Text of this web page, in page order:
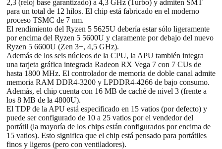
2,3 (reloj base garantizado) a 4,3 GHz (Turbo) y admiten SMT
para un total de 12 hilos. El chip está fabricado en el moderno
proceso TSMC de 7 nm.
El rendimiento del Ryzen 5 5625U debería estar sólo ligeramente
por encima del Ryzen 5 5600U y claramente por debajo del nuevo
Ryzen 5 6600U (Zen 3+, 4,5 GHz).
Además de los seis núcleos de la CPU, la APU también integra
una tarjeta gráfica integrada Radeon RX Vega 7 con 7 CUs de
hasta 1800 MHz. El controlador de memoria de doble canal admite
memoria RAM DDR4-3200 y LPDDR4-4266 de bajo consumo.
Además, el chip cuenta con 16 MB de caché de nivel 3 (frente a
los 8 MB de la 4800U).
El TDP de la APU está especificado en 15 vatios (por defecto) y
puede ser configurado de 10 a 25 vatios por el vendedor del
portátil (la mayoría de los chips están configurados por encima de
15 vatios). Esto significa que el chip está pensado para portátiles
finos y ligeros (pero con ventiladores).